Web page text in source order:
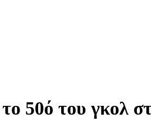
50ό του γκολ